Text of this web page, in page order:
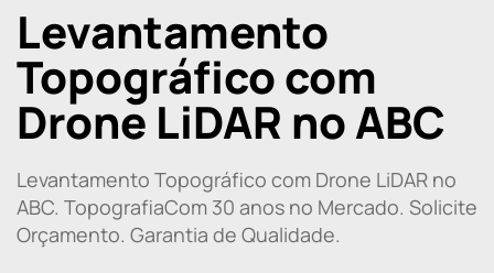
Levantamento
Topográfico com
Drone LiDAR no ABC
Levantamento Topográfico com Drone LiDAR no
ABC. TopografiaCom 30 anos no Mercado. Solicite
Orçamento. Garantia de Qualidade.